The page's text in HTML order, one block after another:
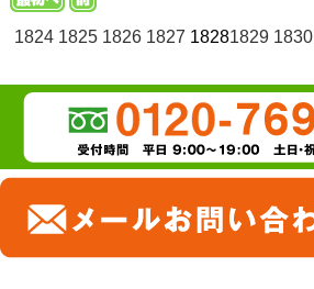
1824 1825 1826 1827 18281829 1830